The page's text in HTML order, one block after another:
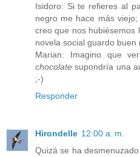
Isidoro: Si te refieres al
negro me hace más
creo que nos hubiésemos
novela social guardo buen
Marian: Imagino que
chocolate supondría una
;-)
Responder
Hirondelle 12:00 a. m.
Quizá se ha